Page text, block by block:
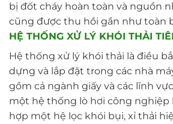
bị đốt cháy hoàn toàn và nguồn
cũng được thu hồi gần như toàn
HỆ THỐNG XỬ LÝ KHÓI THẢI
Hệ thống xử lý khói thải là điều
dựng và lắp đặt trong các nhà
gồm cả ngành giấy và các lĩnh
một hệ thống lò hơi công nghiệp
hợp một hệ lọc khói bụi, xỉ thải